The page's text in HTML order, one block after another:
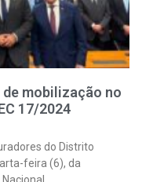
mobilização no
17/2024
do Distrito
feira (6), da